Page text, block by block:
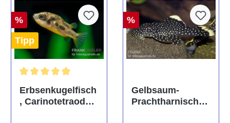
%
Tipp
Erbsenkugelfisch
, Carinotetraodon
%
Gelbsaum-
Prachtharnischw